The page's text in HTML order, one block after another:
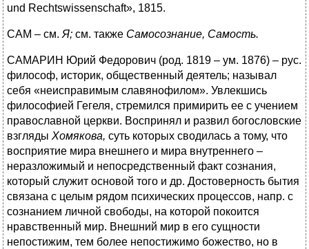
und Rechtswissenschaft», 1815.
CAM – см. Я; см. также Самосознание, Самость.
САМАРИН Юрий Федорович (род. 1819 – ум. 1876) – рус.
философ, историк, общественный деятель; называл
себя «неисправимым славянофилом». Увлекшись
философией Гегеля, стремился примирить ее с учением
православной церкви. Воспринял и развил богословские
взгляды Хомякова, суть которых сводилась а тому, что
восприятие мира внешнего и мира внутреннего –
неразложимый и непосредственный факт сознания,
который служит основой того и др. Достоверность бытия
связана с целым рядом психических процессов, напр. с
сознанием личной свободы, на которой покоится
нравственный мир. Внешний мир в его сущности
непостижим, тем более непостижимо божество, но в